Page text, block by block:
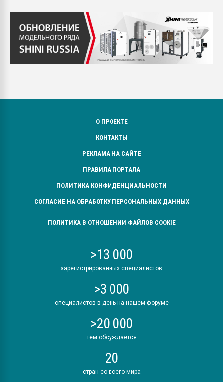
О ПРОЕКТЕ
КОНТАКТЫ
РЕКЛАМА НА САЙТЕ
ПРАВИЛА ПОРТАЛА
ПОЛИТИКА КОНФИДЕНЦИАЛЬНОСТИ
СОГЛАСИЕ НА ОБРАБОТКУ ПЕРСОНАЛЬНЫХ ДАННЫХ
ПОЛИТИКА В ОТНОШЕНИИ ФАЙЛОВ COOKIE
>13 000
зарегистрированных специалистов
>3 000
специалистов в день на нашем форуме
>20 000
тем обсуждается
20
стран со всего мира